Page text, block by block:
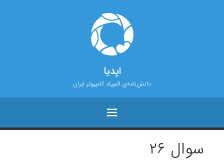
اپدیا
دانش‌نامه‌ی المپیاد کامپیوتر ایران
سوال ۲۶